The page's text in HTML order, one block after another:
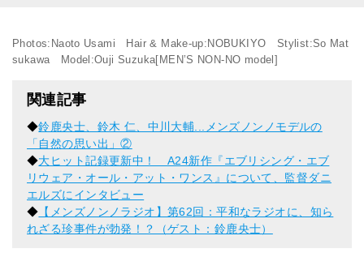
Photos:Naoto Usami Hair & Make-up:NOBUKIYO Stylist:So Mat
sukawa Model:Ouji Suzuka[MEN’S NON-NO model]
関連記事
◆鈴鹿央士、鈴木 仁、中川大輔...メンズノンノモデルの
「自然の思い出」②
◆大ヒット記録更新中！ A24新作『エブリシング・エブ
リウェア・オール・アット・ワンス』について、監督ダニ
エルズにインタビュー
◆ 【メンズノンノラジオ】第62回：平和なラジオに、知ら
れざる珍事件が勃発！？（ゲスト：鈴鹿央士）